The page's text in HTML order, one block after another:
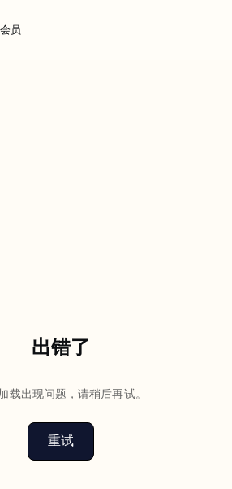
会员
出错了
载出现问题，请稍后再试。
重试